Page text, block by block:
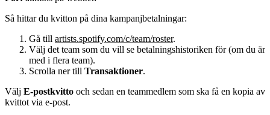
Så hittar du kvitton på dina kampanjbetalningar:
Gå till artists.spotify.com/c/team/roster.
Välj det team som du vill se betalningshistoriken för (om du är
med i flera team).
Scrolla ner till Transaktioner.
Välj E-postkvitto och sedan en teammedlem som ska få en kopia av
kvittot via e-post.